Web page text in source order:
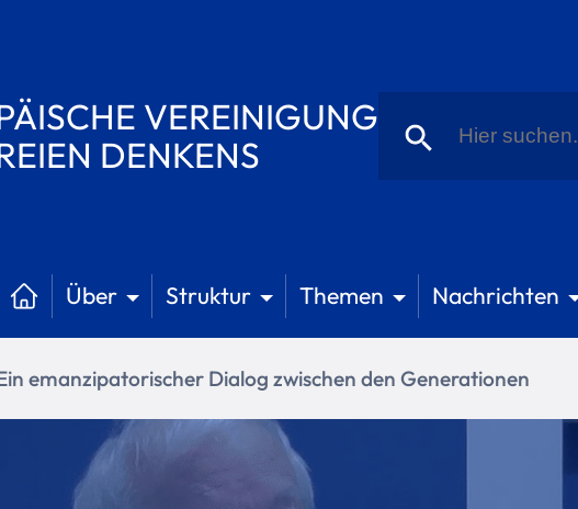
VEREINIGUNG
DENKENS
nach:
Schaltfläche "Suchen
Über Struktur Themen Nachrichten
emanzipatorischer Dialog zwischen den Generationen